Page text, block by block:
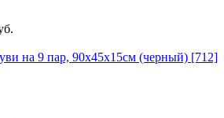
на 9 пар, 90х45х15см (черный) [712]